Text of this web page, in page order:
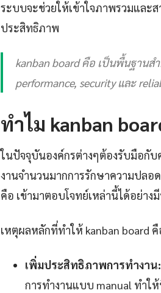
ระบบจะช่วยให้เข้าใจภาพรวมและ
ประสิทธิภาพ
kanban board คือ เป็นพื้นฐาน
performance, security และ
ทำไม kanban
ในปัจจุบันองค์กรต่างๆต้องรับมือกับ
งานจำนวนมากการรักษาความปลอ
คือ เข้ามาตอบโจทย์เหล่านี้ได้อย่าง
เหตุผลหลักที่ทำให้ kanban board
เพิ่มประสิทธิภาพการทำงาน:
การทำงานแบบ manual ทำใ